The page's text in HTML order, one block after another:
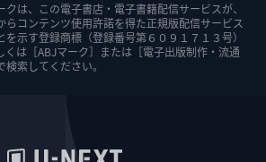
クは、この電子書店・電子書籍配信サービスが、
らコンテンツ使用許諾を得た正規版配信サービス
を示す登録商標（登録番号第６０９１７１３号）
くは［ABJマーク］または［電子出版制作・流通
検索してください。